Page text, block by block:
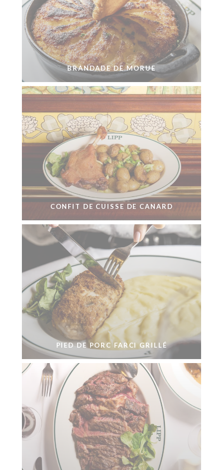
BRANDADE DE MORUE
CONFIT DE CUISSE DE CANARD
PIED DE PORC FARCI GRILLÉ